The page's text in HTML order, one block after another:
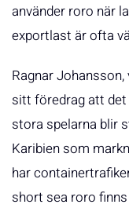
använder roro när
exportlast är ofta
Ragnar
sitt föredrag att
stora spelarna blir
Karibien som
har
short sea roro